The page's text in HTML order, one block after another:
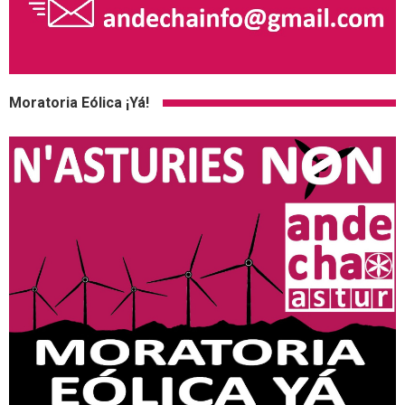
Moratoria Eólica ¡Yá!